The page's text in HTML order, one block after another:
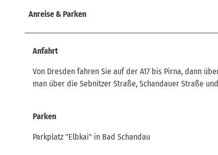
Anreise & Parken
Anfahrt
Von Dresden fahren Sie auf der A17 bis Pirna, dann
man über die Sebnitzer Straße, Schandauer Straße
Parken
Parkplatz "Elbkai" in Bad Schandau